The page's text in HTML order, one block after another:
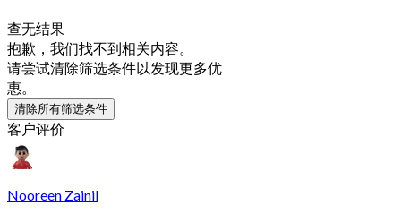
查无结果
抱歉，我们找不到相关内容。
请尝试清除筛选条件以发现更多优
惠。
清除所有筛选条件
客户评价
Nooreen Zainil